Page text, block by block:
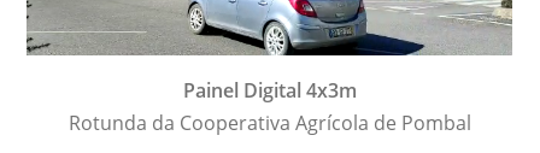
Painel Digital 4x3m
Rotunda da Cooperativa Agrícola de Pombal